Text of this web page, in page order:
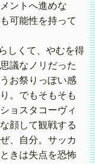
ントへ進めな
可能性を持って
しくて、やむを得
議なノリだった
お祭りっぽい感
。でもそもそも
ョスタコーヴィ
顔して観戦する
、自分。サッカ
きは失点を恐怖